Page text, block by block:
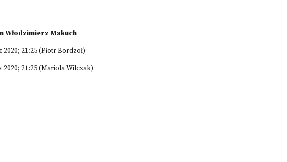
Włodzimierz Makuch
21:25 (Piotr Bordzoł)
21:25 (Mariola Wilczak)